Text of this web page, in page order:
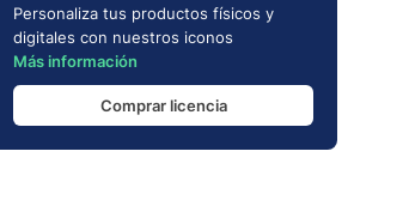
Personaliza tus productos físicos y
digitales con nuestros iconos
Más información
Comprar licencia